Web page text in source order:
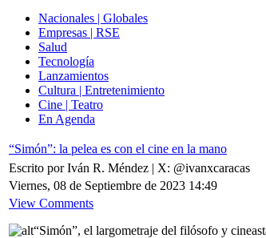
Nacionales | Globales
Empresas | RSE
Salud
Tecnología
Lanzamientos
Cultura | Entretenimiento
Cine | Teatro
En Agenda
“Simón”: la pelea es con el cine en la mano
Escrito por Iván R. Méndez | X: @ivanxcaracas
Viernes, 08 de Septiembre de 2023 14:49
View Comments
“Simón”, el largometraje del filósofo y